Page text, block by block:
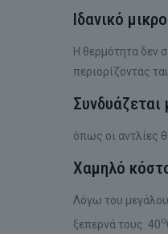
Ιδανικό
Η θερμότητα δεν
περιορίζοντας
Συνδυάζεται
όπως οι αντλίες
Χαμηλό
Λόγω του μεγάλου
ξεπερνά τους 40ο